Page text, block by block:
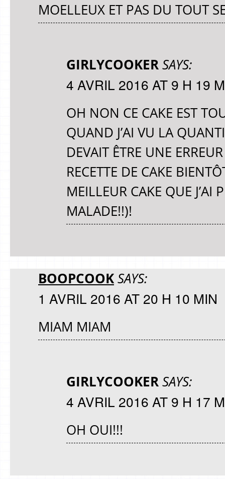
MOELLEUX ET PAS DU TOUT
GIRLYCOOKERSAYS:
4 AVRIL 2016 AT 9 H 19
OH NON CE CAKE EST
QUAND J’AI VU LA
DEVAIT ÊTRE UNE
RECETTE DE CAKE
MEILLEUR CAKE QUE J’AI
MALADE!!)!
BOOPCOOKSAYS:
1 AVRIL 2016 AT 20 H 10 MIN
MIAM MIAM
GIRLYCOOKERSAYS:
4 AVRIL 2016 AT 9 H 17
OH OUI!!!